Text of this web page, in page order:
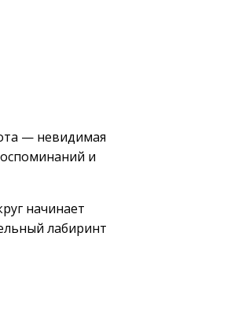
— невидимая
и
начинает
лабиринт